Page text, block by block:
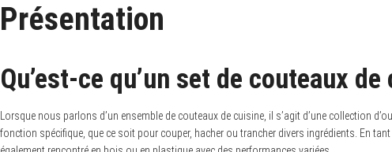
Présentation
Qu’est-ce qu’un set de couteaux
Lorsque nous parlons d’un ensemble de couteaux de cuisine, il s’agit d’une collection
fonction spécifique, que ce soit pour couper, hacher ou trancher divers ingrédients. En